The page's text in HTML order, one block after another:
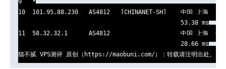
10  101.95.88.230   AS4812   [CHINANET-SH]    中国 上海
                                              53.38 ms
11  58.32.32.1      AS4812                    中国 上海  长宁
                                              28.66 ms
猫不腻 VPS测评 原创（https://maobuni.com/）：转载请注明出处。